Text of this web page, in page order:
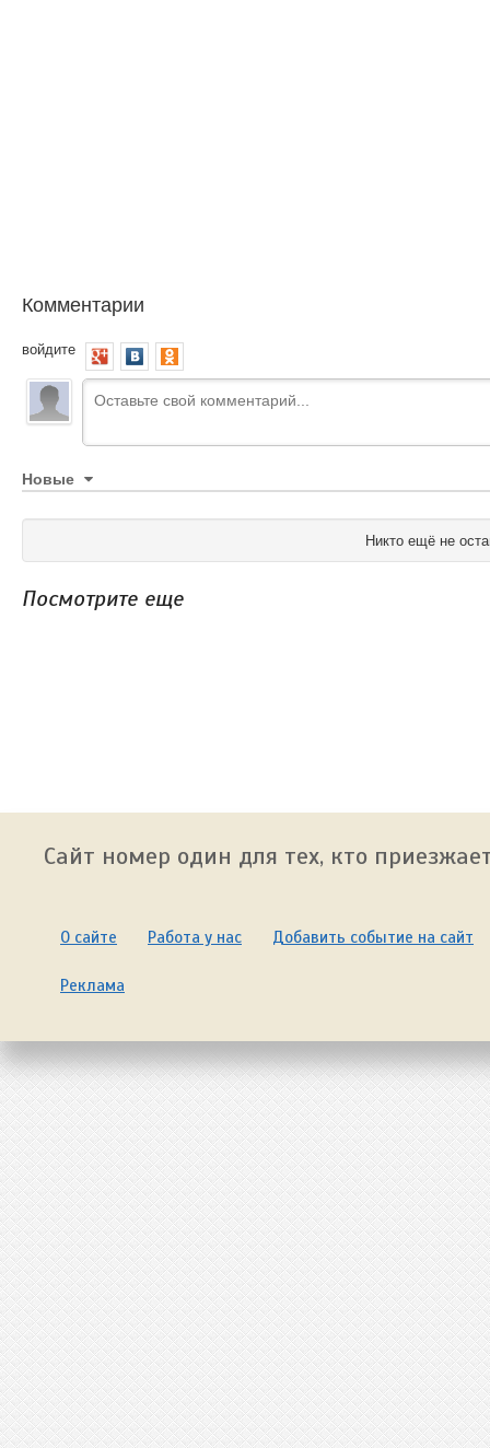
Комментарии
войдите
Новые
Никто ещё не
Посмотрите еще
Сайт номер один для тех, кто
О сайте Работа у нас Добавить событие на сайт
Реклама